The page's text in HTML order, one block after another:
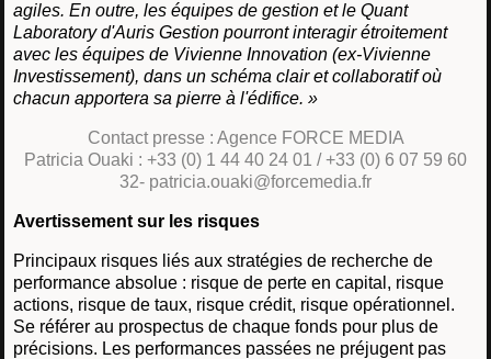
agiles. En outre, les équipes de gestion et le Quant
Laboratory d'Auris Gestion pourront interagir étroitement
avec les équipes de Vivienne Innovation (ex-Vivienne
Investissement), dans un schéma clair et collaboratif où
chacun apportera sa pierre à l'édifice. »
Contact presse : Agence FORCE MEDIA
Patricia Ouaki : +33 (0) 1 44 40 24 01 / +33 (0) 6 07 59 60
32- patricia.ouaki@forcemedia.fr
Avertissement sur les risques
Principaux risques liés aux stratégies de recherche de
performance absolue : risque de perte en capital, risque
actions, risque de taux, risque crédit, risque opérationnel.
Se référer au prospectus de chaque fonds pour plus de
précisions. Les performances passées ne préjugent pas